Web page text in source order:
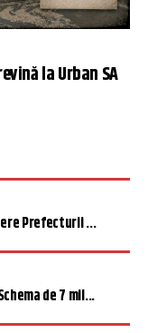
la Urban SA
Prefecturii ...
de 7 mil...